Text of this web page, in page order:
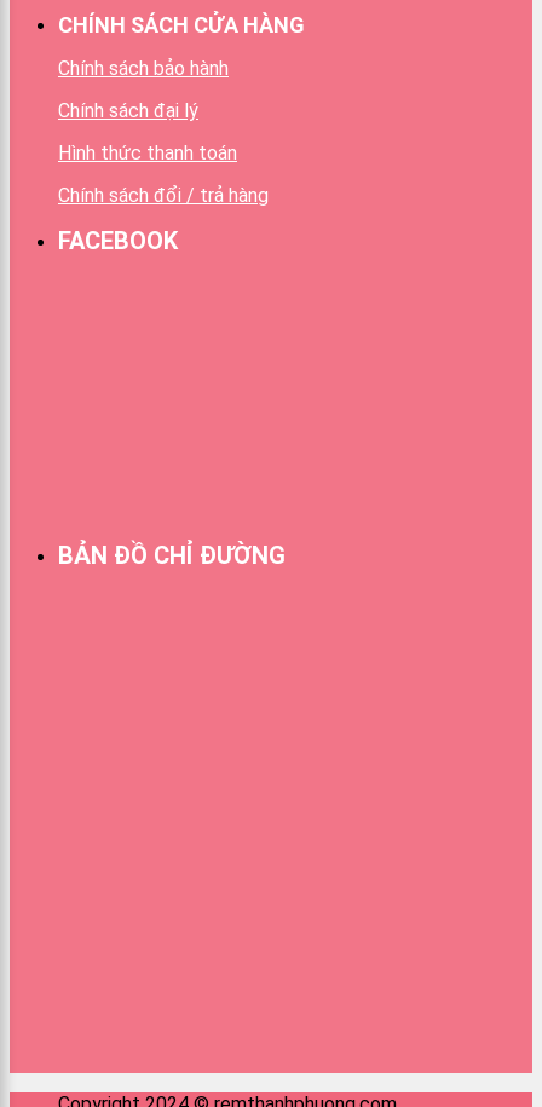
CHÍNH SÁCH CỬA HÀNG
Chính sách bảo hành
Chính sách đại lý
Hình thức thanh toán
Chính sách đổi / trả hàng
FACEBOOK
BẢN ĐỒ CHỈ ĐƯỜNG